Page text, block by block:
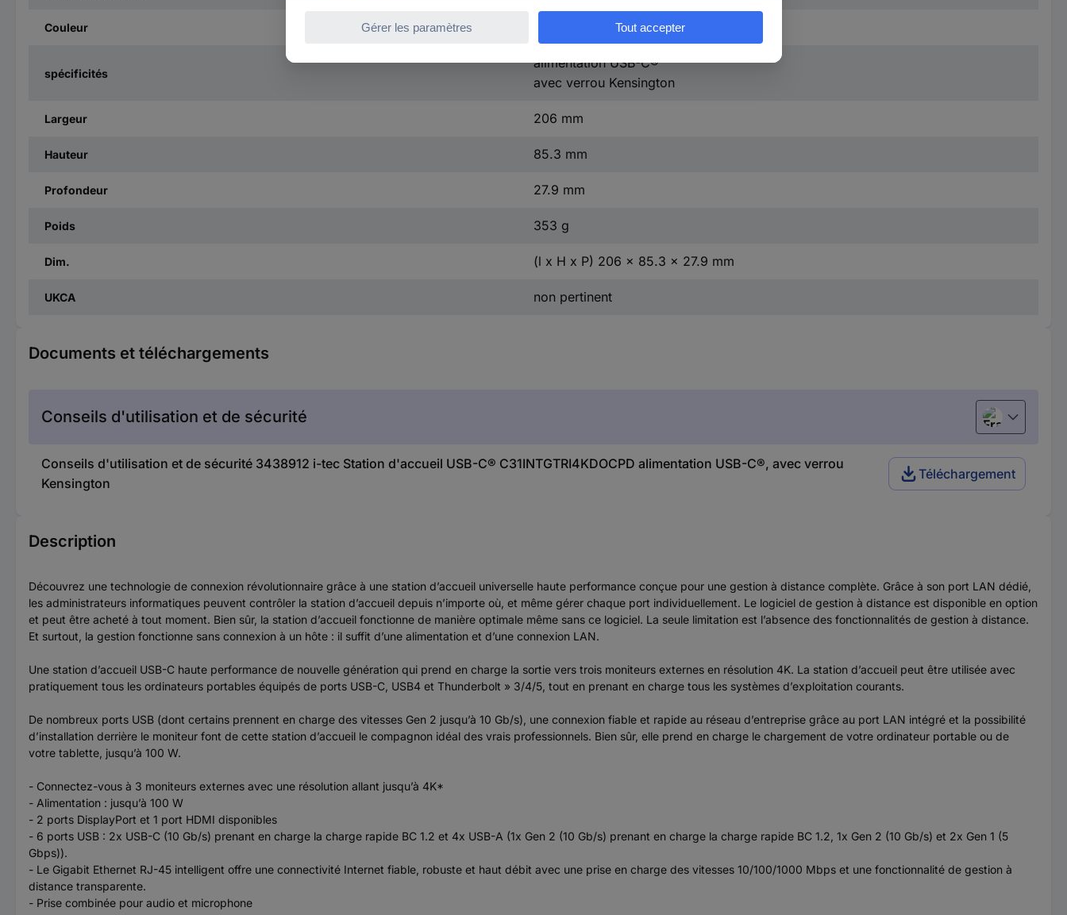
Couleur
spécificités
alimentation USB-C®
avec verrou Kensington
Largeur 206 mm
Hauteur 85.3 mm
Profondeur 27.9 mm
Poids 353 g
Dim. (l x H x P) 206 x 85.3 x 27.9 mm
UKCA non pertinent
Documents et téléchargements
Conseils d'utilisation et de sécurité Français
Conseils d'utilisation et de sécurité 3438912 i-tec Station d'accueil USB-C® C31INTGTRI4KDOCPD alimentation USB-C®, avec verrou
Kensington
Téléchargement
Description
Découvrez une technologie de connexion révolutionnaire grâce à une station d’accueil universelle haute performance conçue pour une gestion à distance complète. Grâce à son port LAN dédié,
les administrateurs informatiques peuvent contrôler la station d’accueil depuis n’importe où, et même gérer chaque port individuellement. Le logiciel de gestion à distance est disponible en option
et peut être acheté à tout moment. Bien sûr, la station d’accueil fonctionne de manière optimale même sans ce logiciel. La seule limitation est l’absence des fonctionnalités de gestion à distance.
Et surtout, la gestion fonctionne sans connexion à un hôte : il suffit d’une alimentation et d’une connexion LAN.
Une station d’accueil USB-C haute performance de nouvelle génération qui prend en charge la sortie vers trois moniteurs externes en résolution 4K. La station d’accueil peut être utilisée avec
pratiquement tous les ordinateurs portables équipés de ports USB-C, USB4 et Thunderbolt » 3/4/5, tout en prenant en charge tous les systèmes d’exploitation courants.
De nombreux ports USB (dont certains prennent en charge des vitesses Gen 2 jusqu’à 10 Gb/s), une connexion fiable et rapide au réseau d’entreprise grâce au port LAN intégré et la possibilité
d’installation derrière le moniteur font de cette station d’accueil le compagnon idéal des vrais professionnels. Bien sûr, elle prend en charge le chargement de votre ordinateur portable ou de
votre tablette, jusqu’à 100 W.
- Connectez-vous à 3 moniteurs externes avec une résolution allant jusqu’à 4K*
- Alimentation : jusqu’à 100 W
- 2 ports DisplayPort et 1 port HDMI disponibles
- 6 ports USB : 2x USB-C (10 Gb/s) prenant en charge la charge rapide BC 1.2 et 4x USB-A (1x Gen 2 (10 Gb/s) prenant en charge la charge rapide BC 1.2, 1x Gen 2 (10 Gb/s) et 2x Gen 1 (5
Gbps)).
- Le Gigabit Ethernet RJ-45 intelligent offre une connectivité Internet fiable, robuste et haut débit avec une prise en charge des vitesses 10/100/1000 Mbps et une fonctionnalité de gestion à
distance transparente.
- Prise combinée pour audio et microphone